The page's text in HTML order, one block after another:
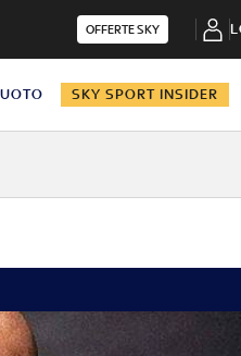
OFFERTE SKY
SKY SPORT INSIDER